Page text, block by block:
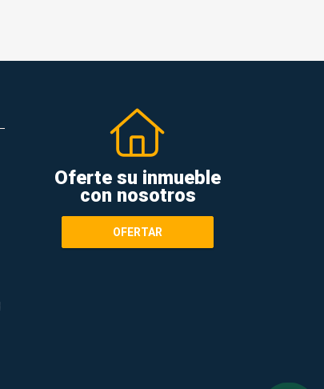
Oferte su inmueble
con nosotros
OFERTAR